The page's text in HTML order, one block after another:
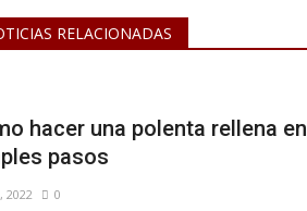
RELACIONADAS
hacer una polenta rellena en
pasos
2022 0